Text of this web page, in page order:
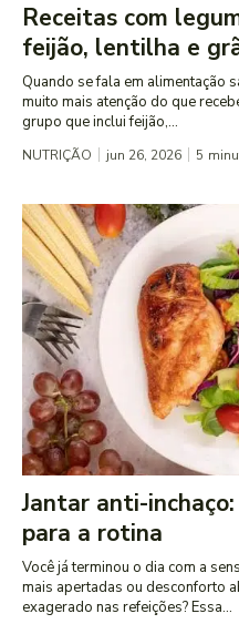
Receitas com
feijão, lentilha e
Quando se fala em alimentação
muito mais atenção do que
grupo que inclui feijão,...
NUTRIÇÃO jun 26, 2026 5
Jantar anti-
para a rotina
Você já terminou o dia com a
mais apertadas ou desconforto
exagerado nas refeições? Essa...